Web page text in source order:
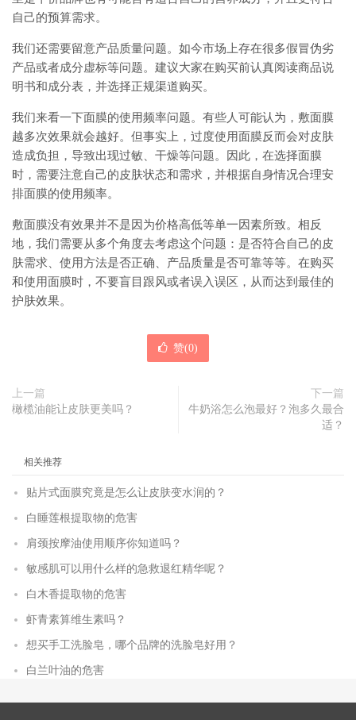
自己的预算需求。
我们还需要留意产品质量问题。如今市场上存在很多假冒伪劣
产品或者成分虚标等问题。建议大家在购买前认真阅读商品说
明书和成分表，并选择正规渠道购买。
我们来看一下面膜的使用频率问题。有些人可能认为，敷面膜
越多次效果就会越好。但事实上，过度使用面膜反而会对皮肤
造成负担，导致出现过敏、干燥等问题。因此，在选择面膜
时，需要注意自己的皮肤状态和需求，并根据自身情况合理安
排面膜的使用频率。
敷面膜没有效果并不是因为价格高低等单一因素所致。相反
地，我们需要从多个角度去考虑这个问题：是否符合自己的皮
肤需求、使用方法是否正确、产品质量是否可靠等等。在购买
和使用面膜时，不要盲目跟风或者误入误区，从而达到最佳的
护肤效果。
赞(0)
上一篇
橄榄油能让皮肤更美吗？
下一篇
牛奶浴怎么泡最好？泡多久最合
适？
相关推荐
贴片式面膜究竟是怎么让皮肤变水润的？
白睡莲根提取物的危害
肩颈按摩油使用顺序你知道吗？
敏感肌可以用什么样的急救退红精华呢？
白木香提取物的危害
虾青素算维生素吗？
想买手工洗脸皂，哪个品牌的洗脸皂好用？
白兰叶油的危害